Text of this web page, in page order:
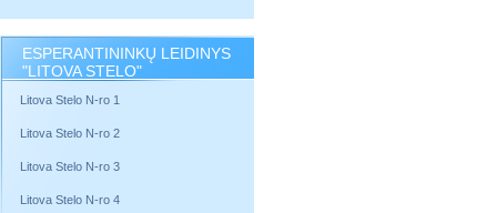
ESPERANTININKŲ LEIDINYS
"LITOVA STELO"
Litova Stelo N-ro 1
Litova Stelo N-ro 2
Litova Stelo N-ro 3
Litova Stelo N-ro 4